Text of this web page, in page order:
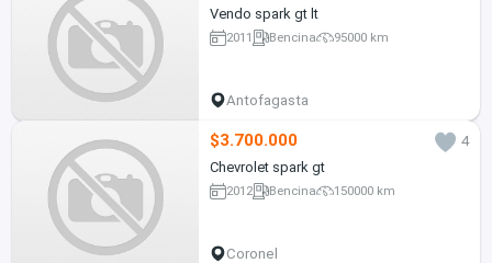
Vendo spark gt lt
2011 Bencina 95000 km
Antofagasta
$3.700.000
4
Chevrolet spark gt
2012 Bencina 150000 km
Coronel